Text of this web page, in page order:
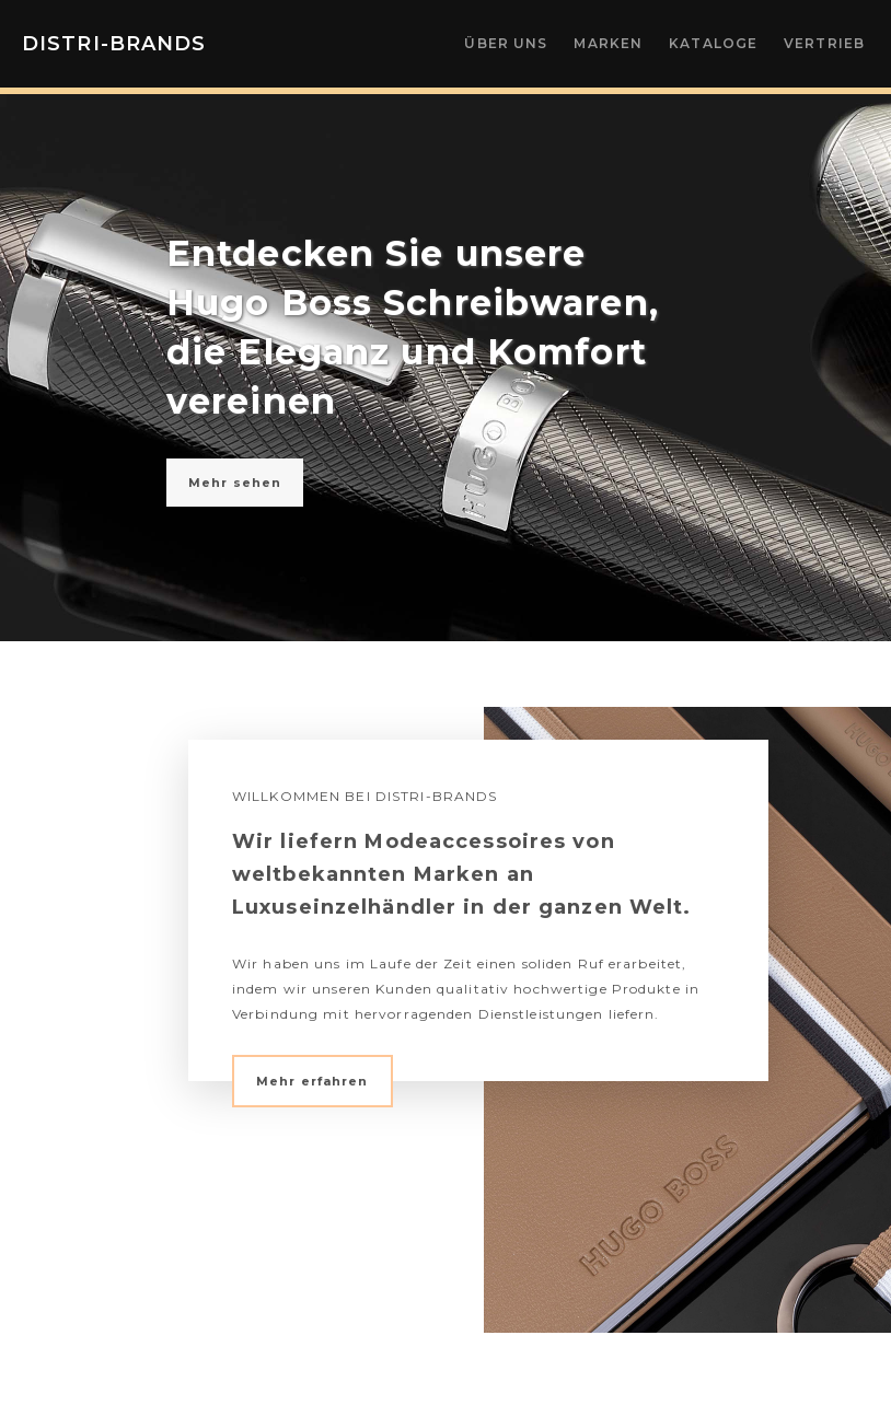
DISTRI-BRANDS ÜBER UNS MARKEN KATALOGE VERTRIEB
Entdecken Sie unsere
Hugo Boss Schreibwaren,
die Eleganz und Komfort
vereinen
Mehr sehen
WILLKOMMEN BEI DISTRI-BRANDS
Wir liefern Modeaccessoires von
weltbekannten Marken an
Luxuseinzelhändler in der ganzen Welt.
Wir haben uns im Laufe der Zeit einen soliden Ruf erarbeitet,
indem wir unseren Kunden qualitativ hochwertige Produkte in
Verbindung mit hervorragenden Dienstleistungen liefern.
Mehr erfahren